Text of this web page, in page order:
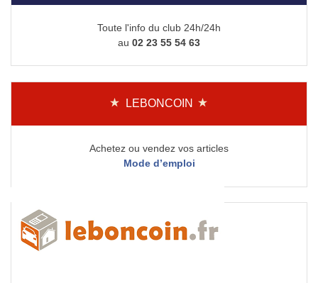
Toute l'info du club 24h/24h
au 02 23 55 54 63
LEBONCOIN
Achetez ou vendez vos articles
Mode d’emploi